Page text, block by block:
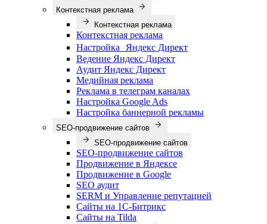
Контекстная реклама
Контекстная реклама
Контекстная реклама
Настройка Яндекс Директ
Ведение Яндекс Директ
Аудит Яндекс Директ
Медийная реклама
Реклама в телеграм каналах
Настройка Google Ads
Настройка баннерной рекламы
SEO-продвижение сайтов
SEO-продвижение сайтов
SEO-продвижение сайтов
Продвижение в Яндексе
Продвижение в Google
SEO аудит
SERM и Управление репутацией
Сайты на 1С-Битрикс
Сайты на Tilda